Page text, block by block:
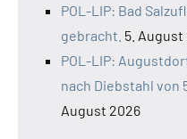
POL-LIP: Bad
gebracht. 5. August
POL-LIP:
nach Diebstahl von
August 2026